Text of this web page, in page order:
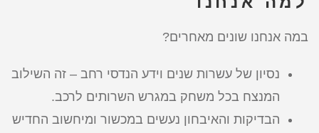
במה אנחנו שונים מאחרים?
נסיון של עשרות שנים וידע הנדסי רחב – זה השילוב
המנצח בכל משחק במגרש השרותים לרכב.
הבדיקות והאיבחון נעשים במכשור ומיחשוב החדיש